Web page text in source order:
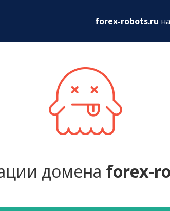
forex-robots.ru
домена forex-